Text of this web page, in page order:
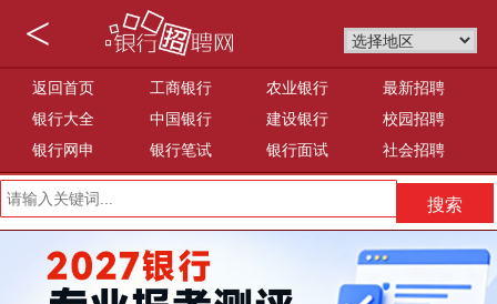
<
返回首页 工商银行 农业银行
最新招聘
银行大全
中国银行 建设银行
校园招聘
银行网申
银行笔试 银行面试 社会招聘